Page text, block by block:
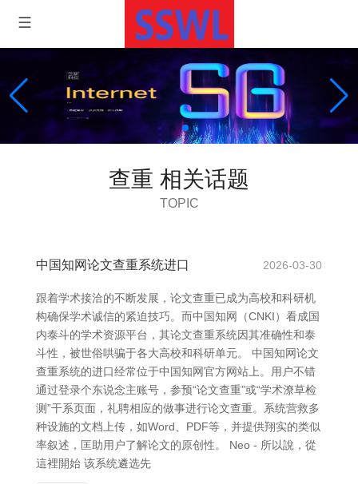
查重 相关话题
TOPIC
中国知网论文查重系统进口 2026-03-30
跟着学术接洽的不断发展，论文查重已成为高校和科研机
构确保学术诚信的紧迫技巧。而中国知网（CNKI）看成国
内泰斗的学术资源平台，其论文查重系统因其准确性和泰
斗性，被世俗哄骗于各大高校和科研单元。 中国知网论文
查重系统的进口经常位于中国知网官方网站上。用户不错
通过登录个东说念主账号，参预“论文查重”或“学术潦草检
测”干系页面，礼聘相应的做事进行论文查重。系统营救多
种设施的文档上传，如Word、PDF等，并提供翔实的类似
率叙述，匡助用户了解论文的原创性。 Neo - 所以說，從
這裡開始 该系统遴选先